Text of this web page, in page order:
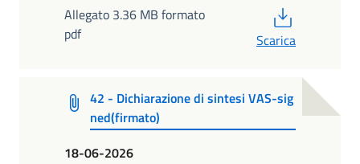
Allegato 3.36 MB formato
pdf
Scarica
42 - Dichiarazione di sintesi VAS-sig
ned(firmato)
18-06-2026